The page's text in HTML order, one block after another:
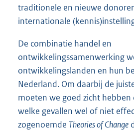
traditionele en nieuwe
internationale
De combinatie handel en
ontwikkelingssamenwerking
ontwikkelingslanden en hun
Nederland. Om daarbij de
moeten we goed zicht
welke gevallen wel of niet
zogenoemde Theories of Change